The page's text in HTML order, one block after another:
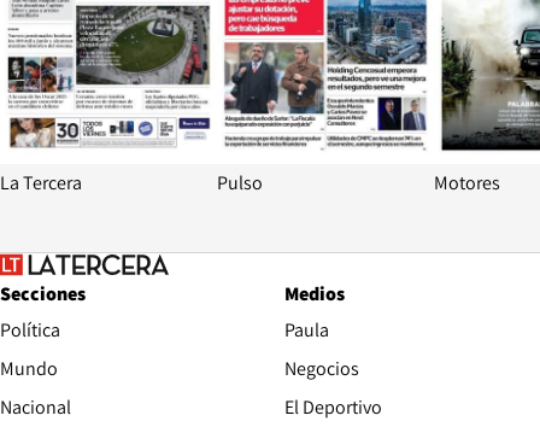
La Tercera Pulso Motores
Secciones
Política
Mundo
Nacional
Medios
Paula
Negocios
El Deportivo